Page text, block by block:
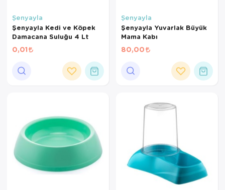
Şenyayla
Şenyayla Kedi ve Köpek
Damacana Suluğu 4 Lt
0,01
Şenyayla
Şenyayla Yuvarlak Büyük
Mama Kabı
80,00